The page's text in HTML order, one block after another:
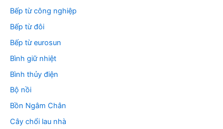
Bếp từ công nghiệp
Bếp từ đôi
Bếp từ eurosun
Bình giữ nhiệt
Bình thủy điện
Bộ nồi
Bồn Ngâm Chân
Cây chổi lau nhà